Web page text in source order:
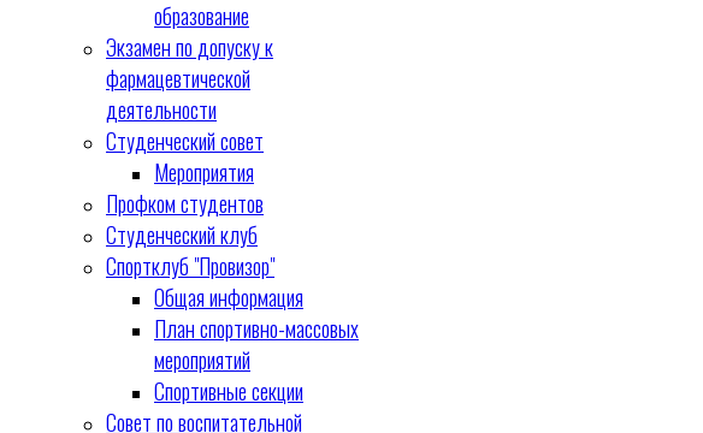
образование
Экзамен по допуску к
фармацевтической
деятельности
Студенческий совет
Мероприятия
Профком студентов
Студенческий клуб
Спортклуб "Провизор"
Общая информация
План спортивно-массовых
мероприятий
Спортивные секции
Совет по воспитательной